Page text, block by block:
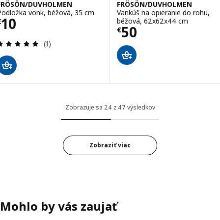
DUVHOLMEN
vonk, béžová, 35 cm
10 € 10
Prehľad: 5 z 5 hviezdy. Celkové hodnotenie:
(1)
FRÖSÖN/DUVHOLMEN
Vankúš na opieranie do rohu,
béžová, 62x62x44 cm
€50
Cena € 50
Zobrazuje sa 24 z 47 výsledkov
Zobraziť viac
Mohlo by vás zaujať